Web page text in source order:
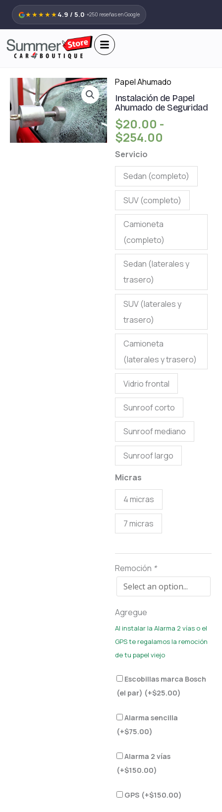
contenido
★★★★★4.9 / 5.0· +250 reseñas en Google
Papel Ahumado
Instalación de Papel
Ahumado de Seguridad
$20.00 -
$254.00
Rango
de
precios:
desde
$254.00
Servicio
Sedan (completo)
SUV (completo)
Camioneta
(completo)
Sedan (laterales y
trasero)
SUV (laterales y
trasero)
Camioneta
(laterales y trasero)
Vidrio frontal
Sunroof corto
Sunroof mediano
Sunroof largo
Micras
4 micras
7 micras
Remoción *
Agregue
Al instalar la Alarma 2 vías o el
GPS te regalamos la remoción
de tu papel viejo
Escobillas marca Bosch
(el par) (+$25.00)
Alarma sencilla
(+$75.00)
Alarma 2 vías
(+$150.00)
GPS (+$150.00)
Instalación
de
Papel
Ahumado
de
Seguridad
cantidad